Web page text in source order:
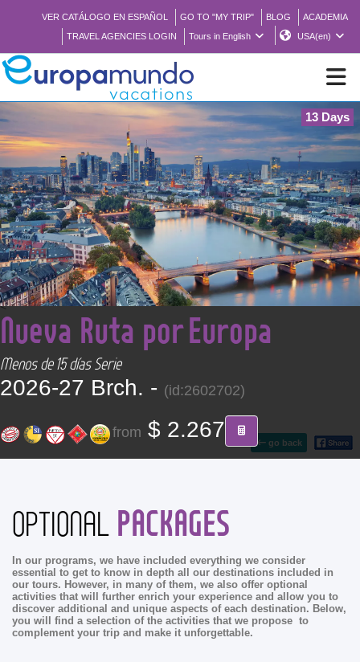
VER CATÁLOGO EN ESPAÑOL GO TO "MY TRIP" BLOG
ACADEMIA
TRAVEL AGENCIES LOGIN
Tours in English USA(en)
NEW
BROCHURE PDF
WHERE TO BUY
FEATURED
ABOUT US
Find your Tour
13 Days
go back
<
Nueva Ruta por Europa
Menos de 15 días Serie
2026-27 Brch. - (id:2602702)
from $ 2.267
OPTIONAL PACKAGES
In our programs, we have included everything we consider
essential to get to know in depth all our destinations included in
our tours. However, in many of them, we also offer optional
activities that will further enrich your experience and allow you to
discover additional and unique aspects of each destination. Below,
you will find a selection of the activities that we propose to
complement your trip and make it unforgettable.